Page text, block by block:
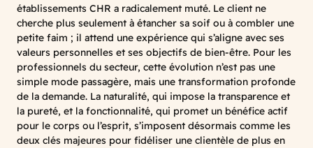
établissements CHR a radicalement muté. Le client ne
cherche plus seulement à étancher sa soif ou à combler une
petite faim ; il attend une expérience qui s’aligne avec ses
valeurs personnelles et ses objectifs de bien-être. Pour les
professionnels du secteur, cette évolution n’est pas une
simple mode passagère, mais une transformation profonde
de la demande. La naturalité, qui impose la transparence et
la pureté, et la fonctionnalité, qui promet un bénéfice actif
pour le corps ou l’esprit, s’imposent désormais comme les
deux clés majeures pour fidéliser une clientèle de plus en